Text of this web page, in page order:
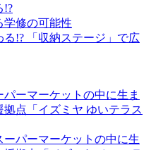
!?
学修の可能性
ーマーケットの中に生ま
点「イズミヤ ゆいテラス